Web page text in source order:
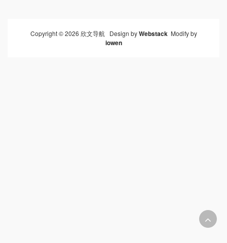
Copyright © 2026 欣文导航 Design byWebstack Modify by
iowen